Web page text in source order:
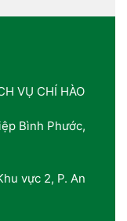
VỤ CHÍ HÀO
Bình Phước,
vực 2, P. An